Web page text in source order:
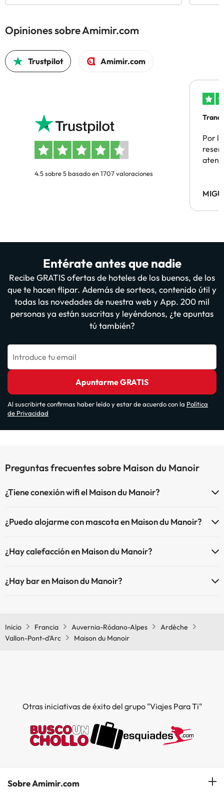
Opiniones sobre Amimir.com
Trustpilot Amimir.com
4.5 sobre 5 basado en 1707 valoraciones
Por
Entérate antes que nadie
Recibe GRATIS ofertas de hoteles de los buenos, de los
que te hacen flipar. Además de sorteos, contenido útil y
todas las novedades de nuestra web y App. 200 mil
personas ya están suscritas y leyéndonos, ¿te apuntas
tú también?
Introduce tu email
Apuntarme GRATIS
Al suscribirte confirmas haber leído y estar de acuerdo con la Política
de Privacidad
Preguntas frecuentes sobre Maison du Manoir
¿Tiene conexión wifi el Maison du Manoir?
¿Puedo alojarme con mascota en Maison du Manoir?
¿Hay calefacción en Maison du Manoir?
¿Hay bar en Maison du Manoir?
Inicio Francia Auvernia-Ródano-Alpes
Ardèche
Vallon-Pont-d'Arc
Maison du Manoir
Otras iniciativas de éxito del grupo "Viajes Para Ti"
Sobre Amimir.com